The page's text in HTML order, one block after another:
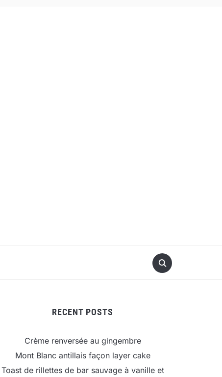
RECENT POSTS
Crème renversée au gingembre
Mont Blanc antillais façon layer cake
Toast de rillettes de bar sauvage à vanille et